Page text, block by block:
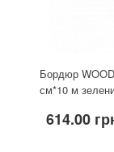
Бордюр
см*10 м
614.00